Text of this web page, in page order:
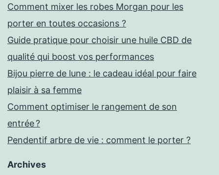
Comment mixer les robes Morgan pour les
porter en toutes occasions ?
Guide pratique pour choisir une huile CBD de
qualité qui boost vos performances
Bijou pierre de lune : le cadeau idéal pour faire
plaisir à sa femme
Comment optimiser le rangement de son
entrée ?
Pendentif arbre de vie : comment le porter ?
Archives